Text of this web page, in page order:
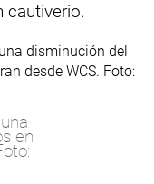
cautiverio.
en